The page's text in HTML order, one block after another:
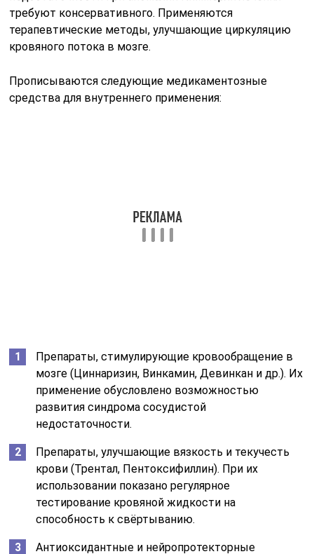
требуют консервативного. Применяются
терапевтические методы, улучшающие циркуляцию
кровяного потока в мозге.
Прописываются следующие медикаментозные
средства для внутреннего применения:
Препараты, стимулирующие кровообращение в
мозге (Циннаризин, Винкамин, Девинкан и др.). Их
применение обусловлено возможностью
развития синдрома сосудистой
недостаточности.
Препараты, улучшающие вязкость и текучесть
крови (Трентал, Пентоксифиллин). При их
использовании показано регулярное
тестирование кровяной жидкости на
способность к свёртыванию.
Антиоксидантные и нейропротекторные